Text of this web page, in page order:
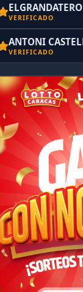
VERIFICADO
ANTONI
VERIFICADO